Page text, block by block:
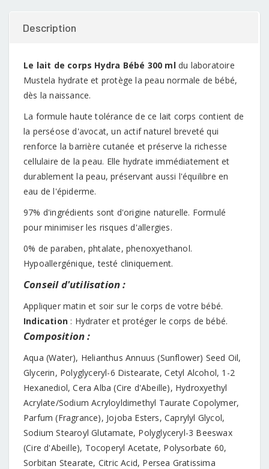
Description
Le lait de corps Hydra Bébé 300 mldu laboratoire
Mustela hydrate et protège la peau normale de bébé,
dès la naissance.
La formule haute tolérance de ce lait corps contient de
la perséose d'avocat, un actif naturel breveté qui
renforce la barrière cutanée et préserve la richesse
cellulaire de la peau. Elle hydrate immédiatement et
durablement la peau, préservant aussi l'équilibre en
eau de l'épiderme.
97% d'ingrédients sont d'origine naturelle. Formulé
pour minimiser les risques d'allergies.
0% de paraben, phtalate, phenoxyethanol.
Hypoallergénique, testé cliniquement.
Conseil d'utilisation :
Appliquer matin et soir sur le corps de votre bébé.
Indication : Hydrater et protéger le corps de bébé.
Composition :
Aqua (Water), Helianthus Annuus (Sunflower) Seed Oil,
Glycerin, Polyglyceryl-6 Distearate, Cetyl Alcohol, 1-2
Hexanediol, Cera Alba (Cire d'Abeille), Hydroxyethyl
Acrylate/Sodium Acryloyldimethyl Taurate Copolymer,
Parfum (Fragrance), Jojoba Esters, Caprylyl Glycol,
Sodium Stearoyl Glutamate, Polyglyceryl-3 Beeswax
(Cire d'Abeille), Tocoperyl Acetate, Polysorbate 60,
Sorbitan Stearate, Citric Acid, Persea Gratissima